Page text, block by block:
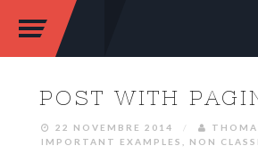
POST WITH
22 NOVEMBRE 2014 /
IMPORTANT EXAMPLES
NON